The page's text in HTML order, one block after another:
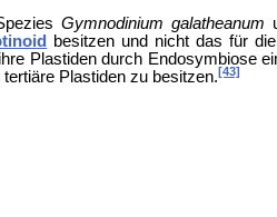
Gymnodinium galatheanum
besitzen und nicht das für
Plastiden durch Endosymbiose
Plastiden zu besitzen. [43]